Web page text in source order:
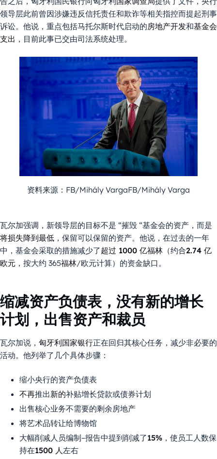
领导层此前曾因涉嫌违反信托责任和欺诈等相关指控而提起刑事
诉讼。他说，重点包括马托尔斯时代启动的房地产开发和基金会
支出 ，目前此事已交由司法系统处理。
资料来源：FB/Mihály VargaFB/Mihály Varga
瓦尔加强调，新领导层的目标不是 “摧毁 “基金会的资产，而是
将损失降到最低 ，保留可以保留的资产。他说，在过去的一年
中，基金会采取的措施减少了超过 1000 亿福林 （约合2.74 亿
欧元 ，按大约 365福林/欧元计算）的资金缺口。
缩减资产负债表，没有新的增长
计划，出售资产和裁员
瓦尔加说， 匈牙利国家银行正在回归其核心任务，减少非必要的
活动。他列举了几个具体步骤：
缩小央行的资产负债表
不再推出新的补贴增长贷款或债券计划
出售核心业务不需要的剩余房地产
将艺术品转让给博物馆
大幅削减人员编制–报告中提到削减了15% ，使员工人数保
持在1500 人 左右